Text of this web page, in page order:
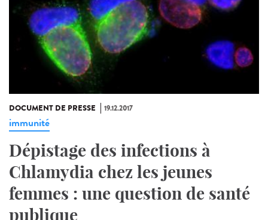
DOCUMENT DE PRESSE 19.12.2017
immunité
Dépistage des infections à
Chlamydia chez les jeunes
femmes : une question de santé
publique